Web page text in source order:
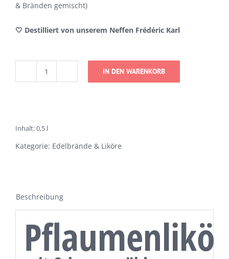
& Bränden gemischt)
🤍 Destilliert von unserem Neffen Frédéric Karl
Pflaumenlikör
IN DEN WARENKORB
Inhalt: 0,5 l
Kategorie: Edelbrände & Liköre
Beschreibung
Pflaumenlikör